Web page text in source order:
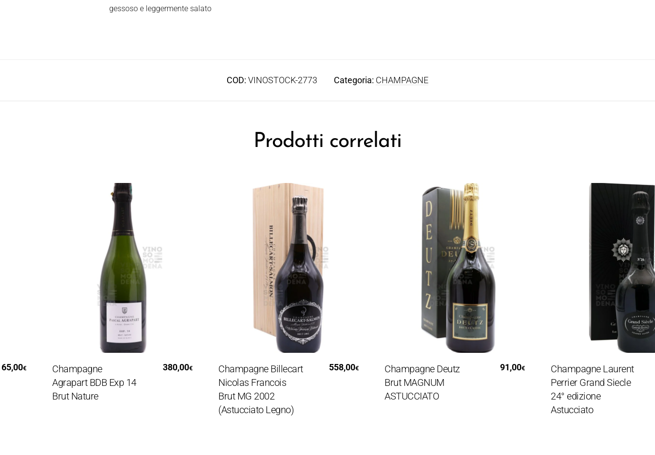
gessoso e leggermente salato
COD: VINOSTOCK-2773 Categoria: CHAMPAGNE
Prodotti correlati
Champagne Billecart
Nicolas Francois
Brut MG 2002
(Astucciato Legno)
558,00€
Champagne Deutz
Brut MAGNUM
ASTUCCIATO
91,00 €
Champagne Laurent
Perrier Grand Siecle
24° edizione
Astucciato
€
Champagne
Agrapart BDB Exp 14
Brut Nature
380,00€